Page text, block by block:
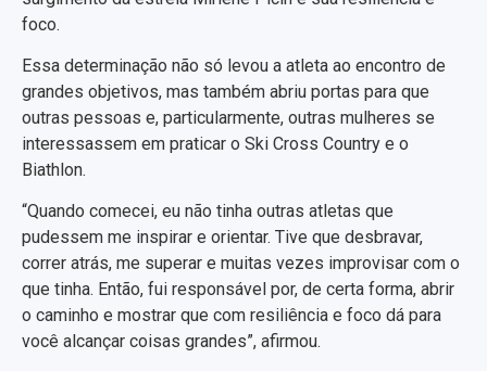
foco.
Essa determinação não só levou a atleta ao encontro de
grandes objetivos, mas também abriu portas para que
outras pessoas e, particularmente, outras mulheres se
interessassem em praticar o Ski Cross Country e o
Biathlon.
“Quando comecei, eu não tinha outras atletas que
pudessem me inspirar e orientar. Tive que desbravar,
correr atrás, me superar e muitas vezes improvisar com o
que tinha. Então, fui responsável por, de certa forma, abrir
o caminho e mostrar que com resiliência e foco dá para
você alcançar coisas grandes”, afirmou.